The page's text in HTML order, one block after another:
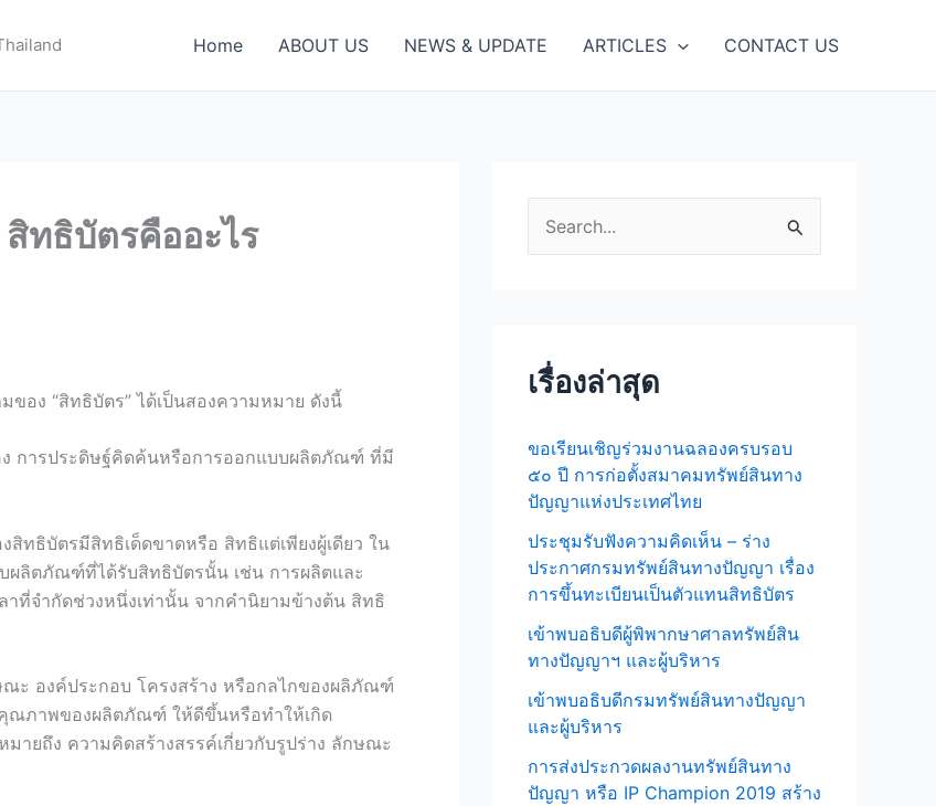
Home ABOUT US NEWS & UPDATE ARTICLES CONTACT US
สิทธิบัตรคืออะไร
อง “สิทธิบัตร” ได้เป็นสองความหมาย ดังนี้
การประดิษฐ์คิดค้นหรือการออกแบบผลิตภัณฑ์ ที่มี
ทธิบัตรมีสิทธิเด็ดขาดหรือ สิทธิแต่เพียงผู้เดียว ใน
ผลิตภัณฑ์ที่ได้รับสิทธิบัตรนั้น เช่น การผลิตและ
าที่จำกัดช่วงหนึ่งเท่านั้น จากคำนิยามข้างต้น สิทธิ
ะ องค์ประกอบ โครงสร้าง หรือกลไกของผลิภัณฑ์
ณภาพของผลิตภัณฑ์ ให้ดีขึ้นหรือทำให้เกิด
ยถึง ความคิดสร้างสรรค์เกี่ยวกับรูปร่าง ลักษณะ
c
f
o
r
:
เรื่องล่าสุด
ขอเรียนเชิญร่วมงานฉลองครบรอบ
๕๐ ปี การก่อตั้งสมาคมทรัพย์สินทาง
ปัญญาแห่งประเทศไทย
ประชุมรับฟังความคิดเห็น – ร่าง
ประกาศกรมทรัพย์สินทางปัญญา เรื่อง
การขึ้นทะเบียนเป็นตัวแทนสิทธิบัตร
เข้าพบอธิบดีผู้พิพากษาศาลทรัพย์สิน
ทางปัญญาฯ และผู้บริหาร
เข้าพบอธิบดีกรมทรัพย์สินทางปัญญา
และผู้บริหาร
การส่งประกวดผลงานทรัพย์สินทาง
ปัญญา หรือ IP Champion 2019 สร้าง